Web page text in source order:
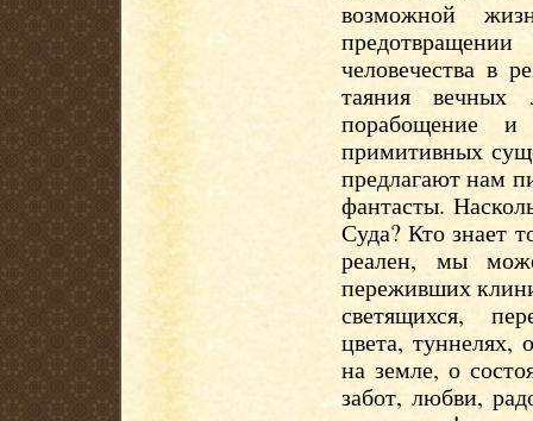
возможной
человечества в
таяния вечных
порабощение
примитивных
предлагают нам
фантасты.
Суда? Кто знает
реален, мы
переживших
светящихся,
цвета, туннелях,
на земле, о
забот, любви,